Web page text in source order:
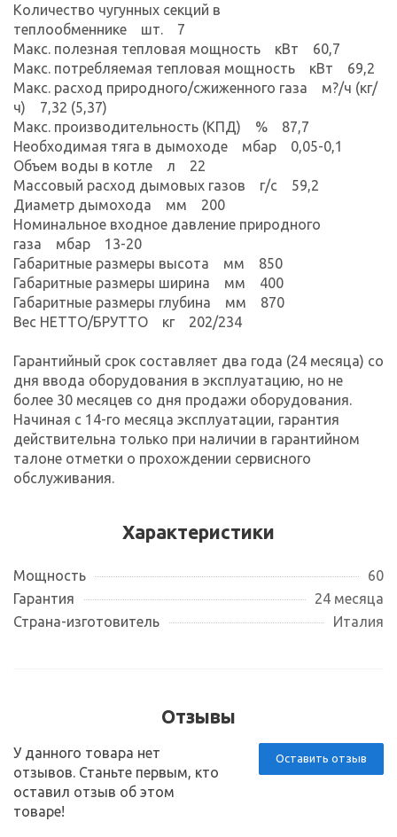
Количество чугунных секций в
теплообменнике шт. 7
Макс. полезная тепловая мощность кВт 60,7
Макс. потребляемая тепловая мощность кВт 69,2
Макс. расход природного/сжиженного газа м?/ч (кг/
ч) 7,32 (5,37)
Макс. производительность (КПД) % 87,7
Необходимая тяга в дымоходе мбар 0,05-0,1
Объем воды в котле л 22
Массовый расход дымовых газов г/с 59,2
Диаметр дымохода мм 200
Номинальное входное давление природного
газа мбар 13-20
Габаритные размеры высота мм 850
Габаритные размеры ширина мм 400
Габаритные размеры глубина мм 870
Вес НЕТТО/БРУТТО кг 202/234
Гарантийный срок составляет два года (24 месяца) со
дня ввода оборудования в эксплуатацию, но не
более 30 месяцев со дня продажи оборудования.
Начиная с 14-го месяца эксплуатации, гарантия
действительна только при наличии в гарантийном
талоне отметки о прохождении сервисного
обслуживания.
Характеристики
Мощность
60
Гарантия
24 месяца
Страна-изготовитель
Италия
Отзывы
Оставить отзыв
У данного товара нет
отзывов. Станьте первым, кто
оставил отзыв об этом
товаре!